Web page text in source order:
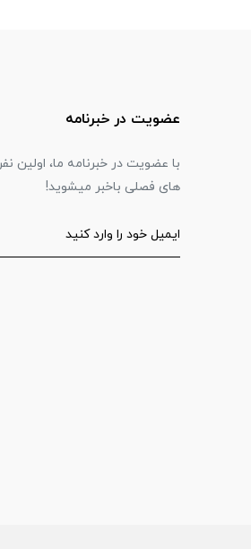
عضویت در خبرنامه
با عضویت در خبرنامه ما، اولین
های فصلی باخبر میشوید!